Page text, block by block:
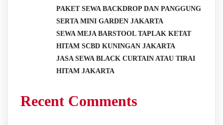
PAKET SEWA BACKDROP DAN PANGGUNG
SERTA MINI GARDEN JAKARTA
SEWA MEJA BARSTOOL TAPLAK KETAT
HITAM SCBD KUNINGAN JAKARTA
JASA SEWA BLACK CURTAIN ATAU TIRAI
HITAM JAKARTA
Recent Comments